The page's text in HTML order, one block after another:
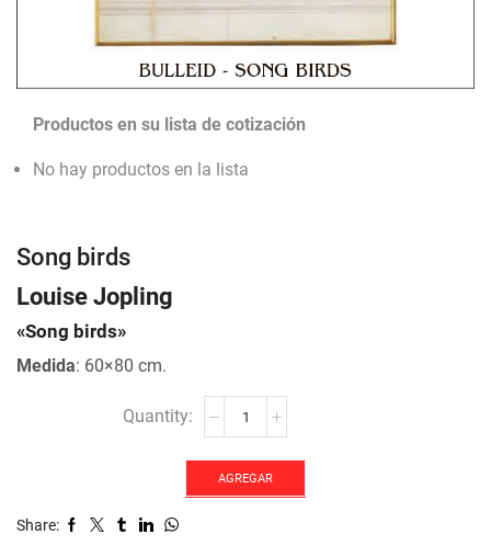
Productos en su lista de cotización
No hay productos en la lista
Song birds
Louise Jopling
«Song birds»
Medida: 60×80 cm.
AGREGAR
Share: